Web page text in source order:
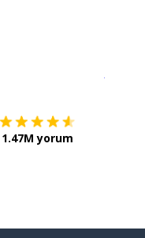
1.47M yorum